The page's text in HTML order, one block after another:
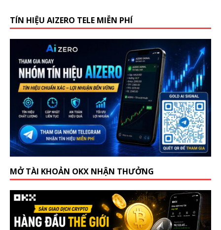
TÍN HIỆU AIZERO TELE MIỄN PHÍ
MỞ TÀI KHOẢN OKX NHẬN THƯỞNG